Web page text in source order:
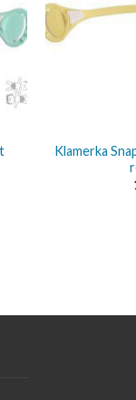
Klamerka